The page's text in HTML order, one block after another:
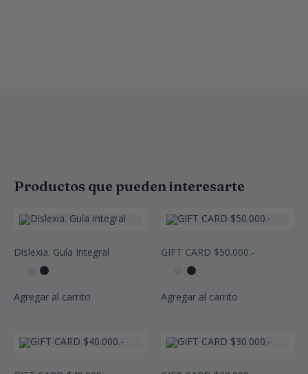
Productos que pueden interesarte
Dislexia. Guía Integral
Agregar al carrito
GIFT CARD $50.000.-
Agregar al carrito